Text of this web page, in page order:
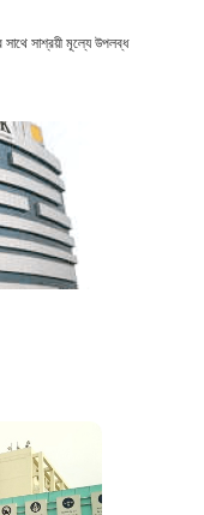
সাশ্রয়ী মূল্যে উপলব্ধ